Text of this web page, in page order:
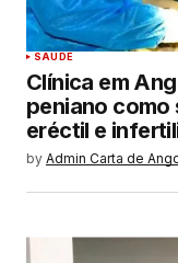
SAUDE
Clínica em
peniano
eréctil e
by Admin Carta de